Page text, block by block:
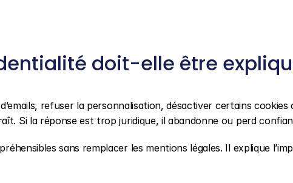
doit-elle être
refuser la personnalisation, désactiver certains
Si la réponse est trop juridique, il abandonne ou perd
sans remplacer les mentions légales. Il explique